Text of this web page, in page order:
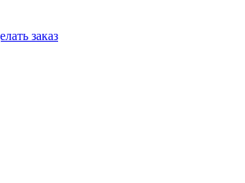
заказ